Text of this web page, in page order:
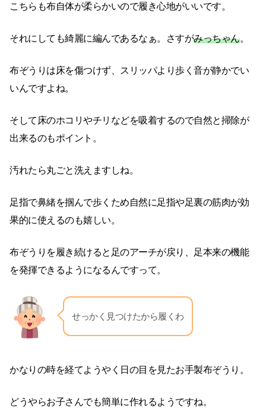
こちらも布自体が柔らかいので履き心地がいいです。
それにしても綺麗に編んであるなぁ。さすがみっちゃん。
布ぞうりは床を傷つけず、スリッパより歩く音が静かでい
いんですよね。
そして床のホコリやチリなどを吸着するので自然と掃除が
出来るのもポイント。
汚れたら丸ごと洗えますしね。
足指で鼻緒を掴んで歩くため自然に足指や足裏の筋肉が効
果的に使えるのも嬉しい。
布ぞうりを履き続けると足のアーチが戻り、足本来の機能
を発揮できるようになるんですって。
せっかく見つけたから履くわ
かなりの時を経てようやく日の目を見たお手製布ぞうり。
どうやらお子さんでも簡単に作れるようですね。